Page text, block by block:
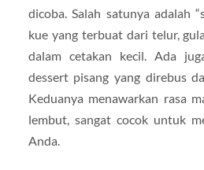
dicoba. Salah satunya adalah
kue yang terbuat dari telur,
dalam cetakan kecil. Ada
dessert pisang yang direbus
Keduanya menawarkan rasa
lembut, sangat cocok untuk
Anda.